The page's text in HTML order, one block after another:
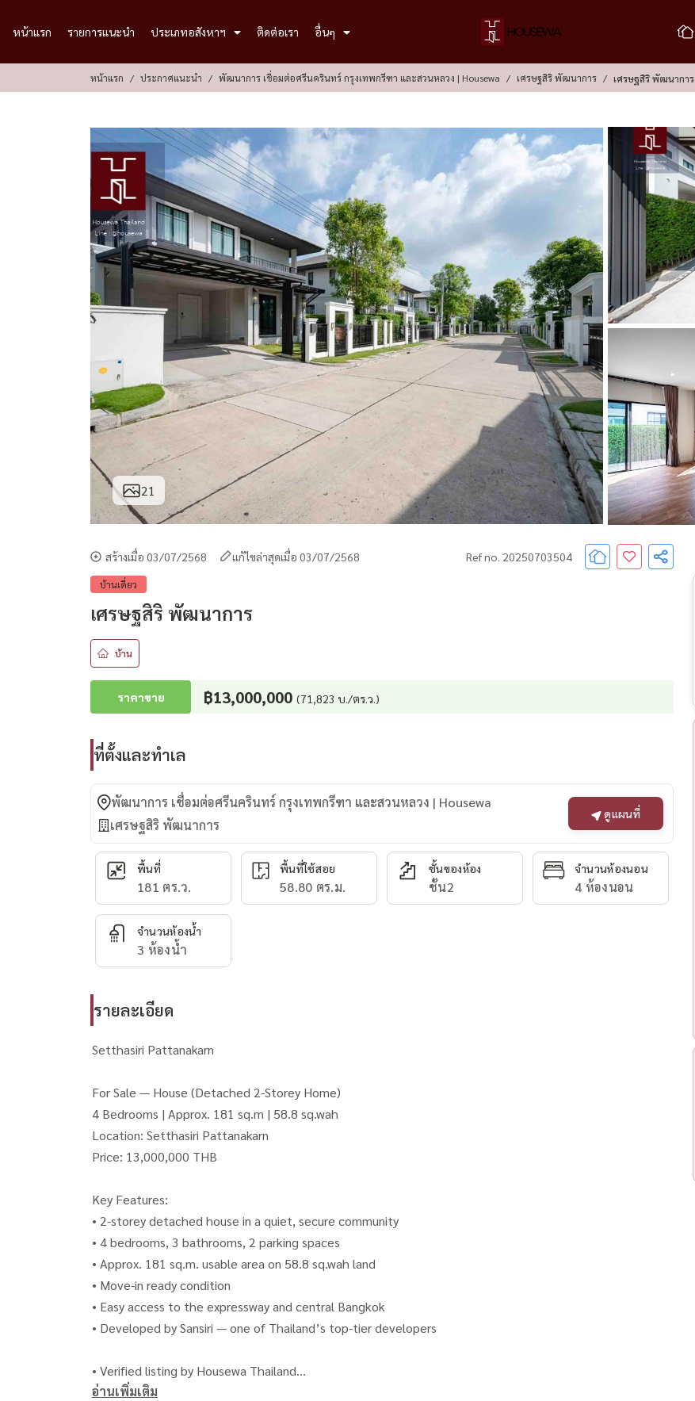
หน้าแรก รายการแนะนำ ประเภทอสังหาฯ ติดต่อเรา อื่นๆ
หน้าแรก ประกาศแนะนำ พัฒนาการ เชื่อมต่อศรีนครินทร์ กรุงเทพกรีฑา และสวนหลวง | Housewa เศรษฐสิริ พัฒนาการ เศรษฐสิริ พัฒนาการ
21
สร้างเมื่อ 03/07/2568 แก้ไขล่าสุดเมื่อ 03/07/2568 Ref no. 20250703504
บ้านเดี่ยว
เศรษฐสิริ พัฒนาการ
บ้าน
ราคาขาย ฿13,000,000 (71,823 บ./ตร.ว.)
ที่ตั้งและทำเล
พัฒนาการ เชื่อมต่อศรีนครินทร์ กรุงเทพกรีฑา และสวนหลวง | Housewa
เศรษฐสิริ พัฒนาการ
ดูแผนที่
พื้นที่
181 ตร.ว.
พื้นที่ใช้สอย
58.80 ตร.ม.
ชั้นของห้อง
ชั้น2
จำนวนห้องนอน
4 ห้องนอน
จำนวนห้องน้ำ
3 ห้องน้ำ
รายละเอียด
Setthasiri Pattanakarn
For Sale — House (Detached 2-Storey Home)
4 Bedrooms | Approx. 181 sq.m | 58.8 sq.wah
Location: Setthasiri Pattanakarn
Price: 13,000,000 THB
Key Features:
• 2-storey detached house in a quiet, secure community
• 4 bedrooms, 3 bathrooms, 2 parking spaces
• Approx. 181 sq.m. usable area on 58.8 sq.wah land
• Move-in ready condition
• Easy access to the expressway and central Bangkok
• Developed by Sansiri — one of Thailand’s top-tier developers
• Verified listing by Housewa Thailand
• Ideal for families, professionals, and expats
อ่านเพิ่มเติม